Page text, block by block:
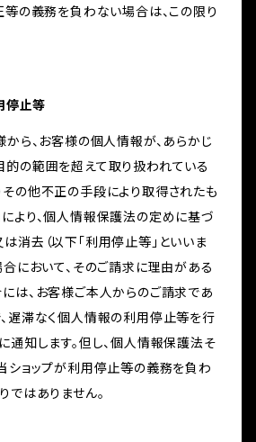
等の義務を負わない場合は、この限り
停止等
から、お客様の個人情報が、あらかじ
の範囲を超えて取り扱われている
の他不正の手段により取得されたも
より、個人情報保護法の定めに基づ
消去（以下「利用停止等」といいま
合において、そのご請求に理由がある
は、お客様ご本人からのご請求であ
遅滞なく個人情報の利用停止等を行
通知します。但し、個人情報保護法そ
ショップが利用停止等の義務を負わ
ではありません。